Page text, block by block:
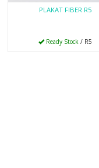
PLAKAT FIBER R5
Ready Stock / R5